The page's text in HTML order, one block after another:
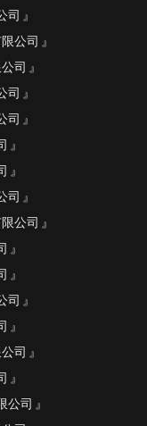
司
公司
司
司
司
司
公司
司
司
公司